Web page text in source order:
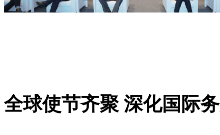
全球使节齐聚 深化国际